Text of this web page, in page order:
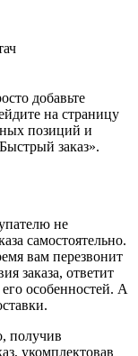
добавьте
на страницу
позиций и
заказ».
не
самостоятельно.
вам перезвонит
заказа, ответит
особенностей. А
получив
укомплектовав